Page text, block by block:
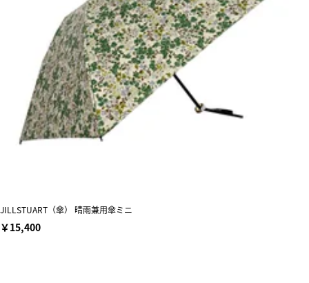
JILLSTUART（傘） 晴雨兼用傘ミニ
￥15,400